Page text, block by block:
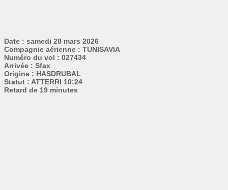
Date : samedi 28 mars 2026
Compagnie aérienne : TUNISAVIA
Numéro du vol : 027434
Arrivée : Sfax
Origine : HASDRUBAL
Statut : ATTERRI 10:24
Retard de 19 minutes